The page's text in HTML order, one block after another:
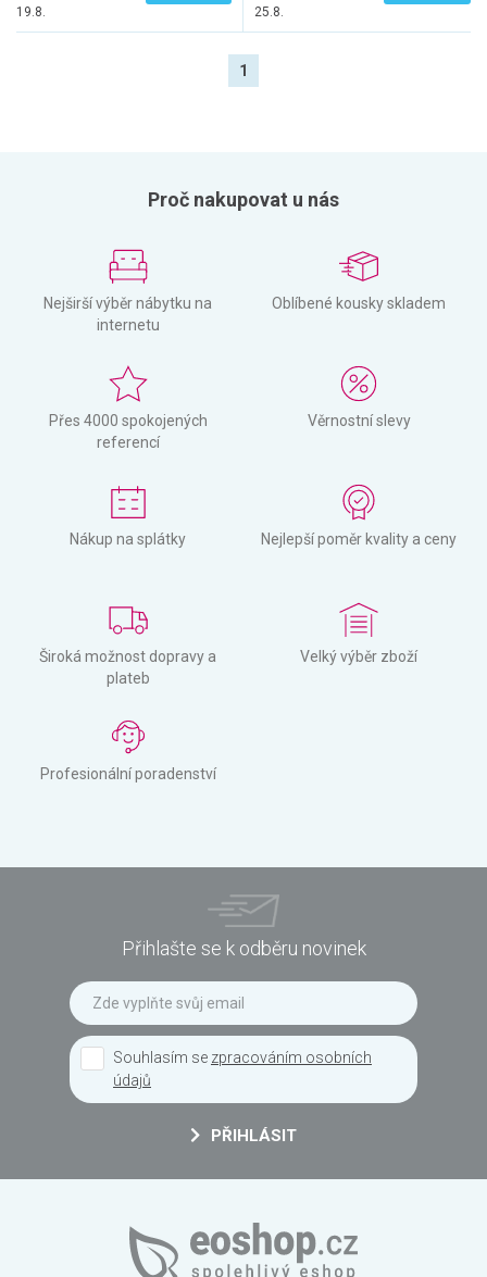
19.8.
25.8.
1
Proč nakupovat u nás
Nejširší výběr nábytku na
internetu
Oblíbené kousky skladem
Přes 4000 spokojených
referencí
Věrnostní slevy
Nákup na splátky Nejlepší poměr kvality a ceny
Široká možnost dopravy a
plateb
Velký výběr zboží
Profesionální poradenství
Přihlašte se k odběru novinek
Souhlasím se zpracováním osobních
údajů
PŘIHLÁSIT